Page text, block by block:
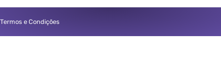
Termos e Condições